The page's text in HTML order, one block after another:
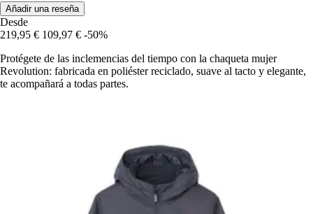
Añadir una reseña
Desde
219,95 € 109,97 € -50%
Protégete de las inclemencias del tiempo con la chaqueta mujer
Revolution: fabricada en poliéster reciclado, suave al tacto y elegante,
te acompañará a todas partes.